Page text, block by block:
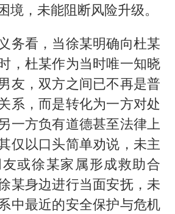
境，未能阻断风险升级。
务看，当徐某明确向杜某
，杜某作为当时唯一知晓
友，双方之间已不再是普
系，而是转化为一方对处
一方负有道德甚至法律上
仅以口头简单劝说，未主
或徐某家属形成救助合
某身边进行当面安抚，未
中最近的安全保护与危机